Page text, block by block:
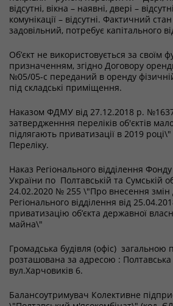
відсутні, вікна – наявні, двері –
комунікації – відсутні. Фактичний стан
задовільний, потребує капітального
Об’єкт не використовується за своїм
призначенням, згідно Договору
№05/05-с переданий в оренду
під складські приміщення.
Наказом ФДМУ від 27.12.2018 р.
затвердженння переліків об'єктів
підлягають приватизації в 2019
Переліку.
Наказ Регіонального відділення
України по Полтавській та Сумській
24.02.2020 № 255 \"Про внесення змін
Регіонального відділення від
приватизацію об’єкта державної
майна\"
Громадська будівля (офіс)
розташована за адресою :
вул.Харчовиків 6.
Балансоутримувач Колективне